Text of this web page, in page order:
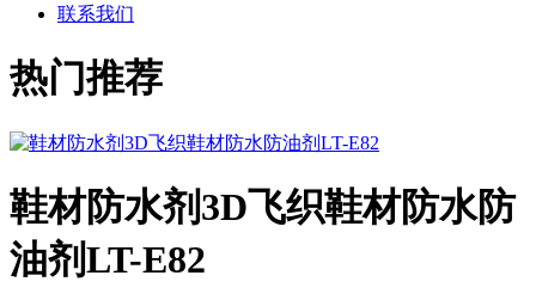
联系我们
热门推荐
鞋材防水剂3D飞织鞋材防水防
油剂LT-E82